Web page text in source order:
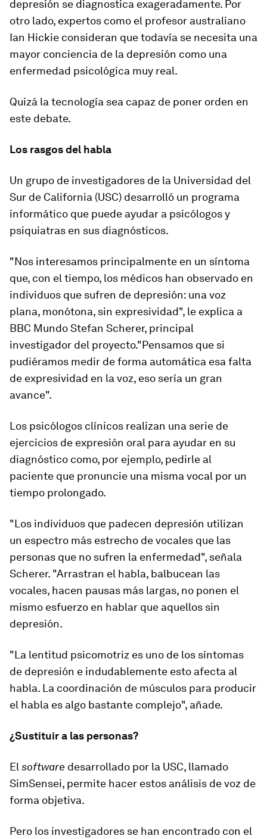
depresión se diagnostica exageradamente. Por
otro lado, expertos como el profesor australiano
Ian Hickie consideran que todavía se necesita una
mayor conciencia de la depresión como una
enfermedad psicológica muy real.
Quizá la tecnología sea capaz de poner orden en
este debate.
Los rasgos del habla
Un grupo de investigadores de la Universidad del
Sur de California (USC) desarrolló un programa
informático que puede ayudar a psicólogos y
psiquiatras en sus diagnósticos.
"Nos interesamos principalmente en un síntoma
que, con el tiempo, los médicos han observado en
individuos que sufren de depresión: una voz
plana, monótona, sin expresividad", le explica a
BBC Mundo Stefan Scherer, principal
investigador del proyecto."Pensamos que si
pudiéramos medir de forma automática esa falta
de expresividad en la voz, eso sería un gran
avance".
Los psicólogos clínicos realizan una serie de
ejercicios de expresión oral para ayudar en su
diagnóstico como, por ejemplo, pedirle al
paciente que pronuncie una misma vocal por un
tiempo prolongado.
"Los individuos que padecen depresión utilizan
un espectro más estrecho de vocales que las
personas que no sufren la enfermedad", señala
Scherer. "Arrastran el habla, balbucean las
vocales, hacen pausas más largas, no ponen el
mismo esfuerzo en hablar que aquellos sin
depresión.
"La lentitud psicomotriz es uno de los síntomas
de depresión e indudablemente esto afecta al
habla. La coordinación de músculos para producir
el habla es algo bastante complejo", añade.
¿Sustituir a las personas?
El software desarrollado por la USC, llamado
SimSensei, permite hacer estos análisis de voz de
forma objetiva.
Pero los investigadores se han encontrado con el